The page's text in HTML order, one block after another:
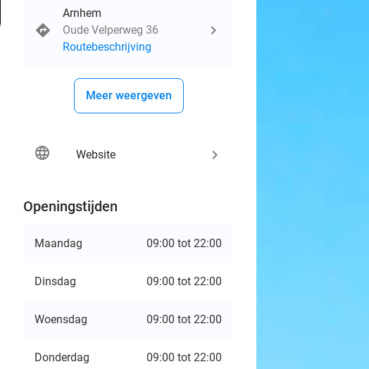
Arnhem
Oude Velperweg 36
Routebeschrijving
Meer weergeven
language Website keyboard_arrow_right
Openingstijden
Maandag 09:00 tot 22:00
Dinsdag 09:00 tot 22:00
Woensdag 09:00 tot 22:00
Donderdag 09:00 tot 22:00